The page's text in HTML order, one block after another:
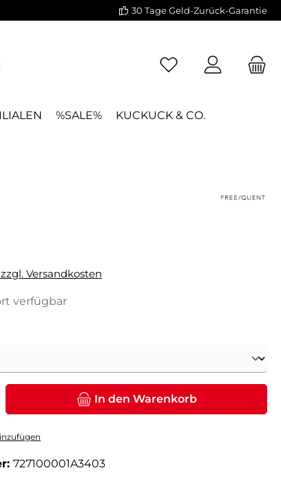
30 Tage Geld-Zurück-Garantie
%SALE% KUCKUCK & CO.
Versandkosten
verfügbar
gewünschten Wert ein oder benutze die Schaltflächen um die
In den Warenkorb
727100001A3403